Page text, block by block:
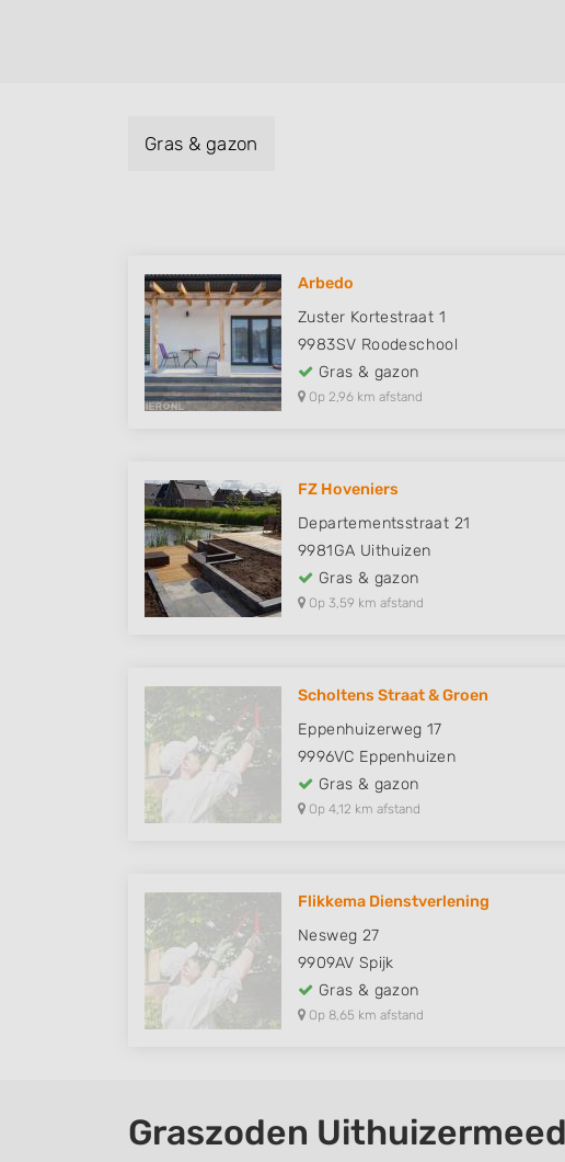
Gras & gazon
Arbedo
Zuster Kortestraat 1
9983SV Roodeschool
Gras & gazon
Op 2,96 km afstand
FZ Hoveniers
Departementsstraat 21
9981GA Uithuizen
Gras & gazon
Op 3,59 km afstand
Scholtens Straat & Groen
Eppenhuizerweg 17
9996VC Eppenhuizen
Gras & gazon
Op 4,12 km afstand
Flikkema Dienstverlening
Nesweg 27
9909AV Spijk
Gras & gazon
Op 8,65 km afstand
Graszoden